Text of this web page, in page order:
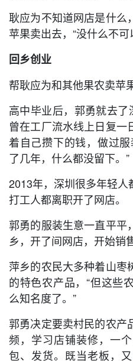
耿应为不知道网店是什么
苹果卖出去，“没什么不可
回乡创业
帮耿应为和其他果农卖苹
高中毕业后，郭勇就去了
曾在工厂流水线上日复一
着自己攒下的钱，做过
了几年，什么都没留下。”
2013年，深圳很多年轻
打工人都离职开了网店。
郭勇的服装生意一直平平
乡，开了间网店，开始销
萍乡的农民大多种着山枣
的特色农产品，“但这些
么知名度了。”
郭勇决定要卖村民的农产
频，学习店铺装修，一
包、发货。既当老板，